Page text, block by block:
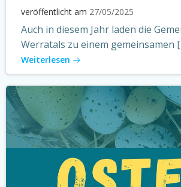
veröffentlicht am 27/05/2025
Auch in diesem Jahr laden die
Werratals zu einem gemeinsamen
Weiterlesen